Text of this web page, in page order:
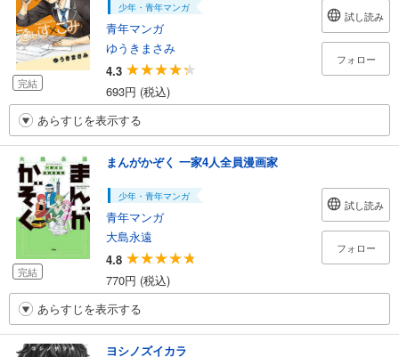
完結
少年・青年マンガ
青年マンガ
ゆうきまさみ
4.3
693円 (税込)
試し読み
フォロー
あらすじを表示する
完結
まんがかぞく 一家4人全員漫画家
少年・青年マンガ
青年マンガ
大島永遠
4.8
770円 (税込)
試し読み
フォロー
あらすじを表示する
ヨシノズイカラ